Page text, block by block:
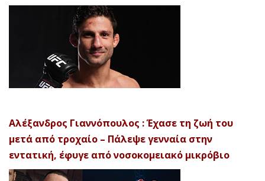
Αλέξανδρος Γιαννόπουλος : Έχασε τη ζωή του
μετά από τροχαίο – Πάλεψε γενναία στην
εντατική, έφυγε από νοσοκομειακό μικρόβιο